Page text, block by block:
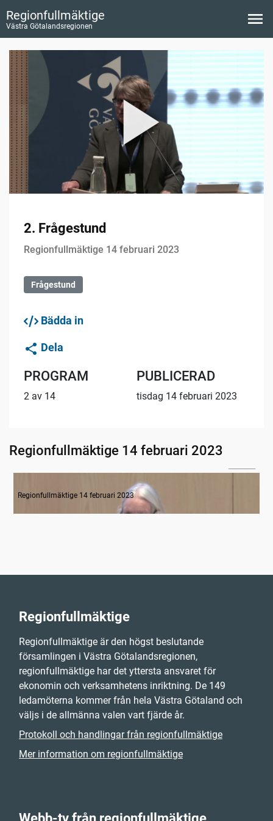
Regionfullmäktige
Västra Götalandsregionen
2. Frågestund
Regionfullmäktige 14 februari 2023
Frågestund
Bädda in
Dela
PROGRAM
2 av 14
PUBLICERAD
tisdag 14 februari 2023
Regionfullmäktige 14 februari 2023
Regionfullmäktige 14 februari 2023
Regionfullmäktige
Regionfullmäktige är den högst beslutande
församlingen i Västra Götalandsregionen,
regionfullmäktige har det yttersta ansvaret för
ekonomin och verksamhetens inriktning. De 149
ledamöterna kommer från hela Västra Götaland och
väljs i de allmänna valen vart fjärde år.
Protokoll och handlingar från regionfullmäktige
Mer information om regionfullmäktige